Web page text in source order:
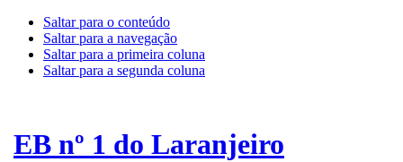
Saltar para o conteúdo
Saltar para a navegação
Saltar para a primeira coluna
Saltar para a segunda coluna
EB nº 1 do Laranjeiro